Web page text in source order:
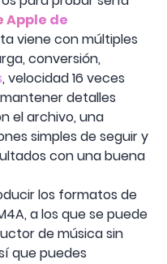
Apple de
viene con múltiples
conversión,
, velocidad 16 veces
detalles
el archivo, una
simples de seguir y
con una buena
los formatos de
a los que se puede
de música sin
que puedes